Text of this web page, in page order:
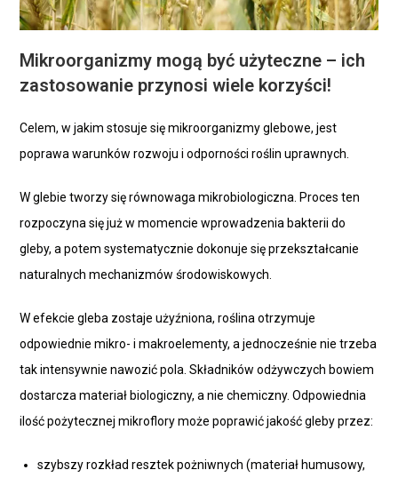
Mikroorganizmy mogą być użyteczne – ich
zastosowanie przynosi wiele korzyści!
Celem, w jakim stosuje się mikroorganizmy glebowe, jest
poprawa warunków rozwoju i odporności roślin uprawnych.
W glebie tworzy się równowaga mikrobiologiczna. Proces ten
rozpoczyna się już w momencie wprowadzenia bakterii do
gleby, a potem systematycznie dokonuje się przekształcanie
naturalnych mechanizmów środowiskowych.
W efekcie gleba zostaje użyźniona, roślina otrzymuje
odpowiednie mikro- i makroelementy, a jednocześnie nie trzeba
tak intensywnie nawozić pola. Składników odżywczych bowiem
dostarcza materiał biologiczny, a nie chemiczny. Odpowiednia
ilość pożytecznej mikroflory może poprawić jakość gleby przez:
szybszy rozkład resztek pożniwnych (materiał humusowy,